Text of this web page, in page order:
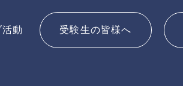
動 受験生の皆様へ